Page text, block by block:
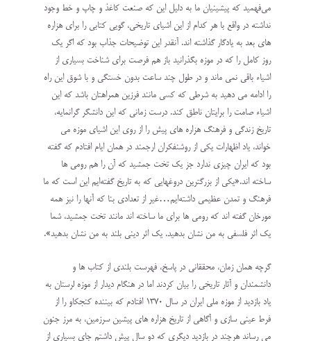
می‌فهمید که پیشینیان ما به دلیل این که صنعت کاغذ و چاپ و خط وجود
نداشته در واقع با هر کدام از این اشیای تاریخی، گویی کتابی را برای هزاره
های بعد به یادگار گذاشته اند. آنقدر این توضیحات جذاب بود که اگر یک
روز کامل را که در موزه بگذرانید باز هم فرصت برای شناخت بسیاری از
اشیاء باقی نمی ماند و در طول چند ساعت بدون خستگی و با شوق این راه
را ادامه می دهید به شرطی که کسی مانند فرزین همراهتان باشد که این
اشیاء صامت را برایتان ناطق کند. درست زمانی که این دانشگر گرانمایه،
تاریخ زندگی و فرهنگ هزاره های پیش را از روی این اشیای موزه می
خواند، یاد اظهارات یکی از روشنفکران ارجمند در همان ایام افتادم که گفته
بود که ایران چیزی ندارد جز یک تخت جمشید که آن را هم رومی ها
ساخته اند.«یکی از بزرگترین دروغهایی که به تاریخ گفته‌ایم این است که ما
فرهنگ و تمدن عظیمی داشته‌ایم…غیر از تعدادی بنا که آنها را نیز همه
مورخان گفته اند که رومی ها برای ما ساخته اند مانند تخت جمشید، شما
یک اثر فلسفی به من نشان بدهید. یک اثر دینی بلند به من نشان بدهید».
گرچه همان زمان، محققانی در پاسخ، فهرست بلندی از کتاب ها و
دانشمندان و آثار تاریخی را بیان کردند اما در هنگام دیدار از موزه لرستان به
یاد بازدید از موزه ملی ایران در سال ۱۳۷۰ افتادم که بیننده کنجکاو را از
فرط عینی سازی و آگاهی از تاریخ هزاره های پیشین سرزمین، به مرز جنون
می رساند هرچند در بازدید دیگری که دو سال پیش داشتم جای بسیاری از